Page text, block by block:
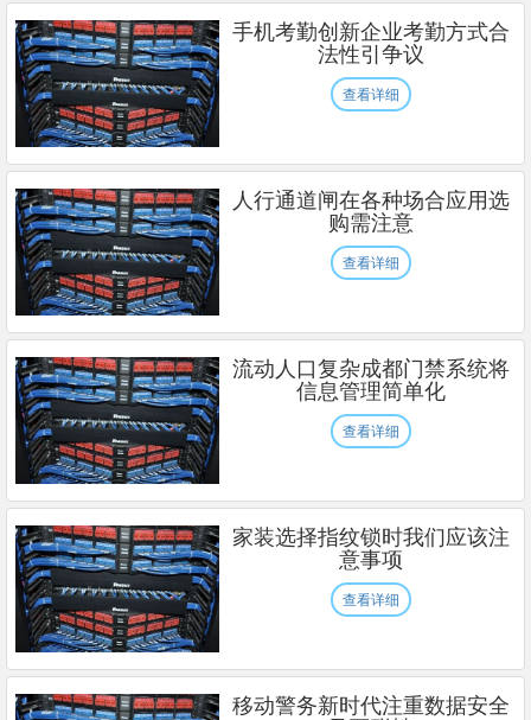
手机考勤创新企业考勤方式合
法性引争议
查看详细
人行通道闸在各种场合应用选
购需注意
查看详细
流动人口复杂成都门禁系统将
信息管理简单化
查看详细
家装选择指纹锁时我们应该注
意事项
查看详细
移动警务新时代注重数据安全